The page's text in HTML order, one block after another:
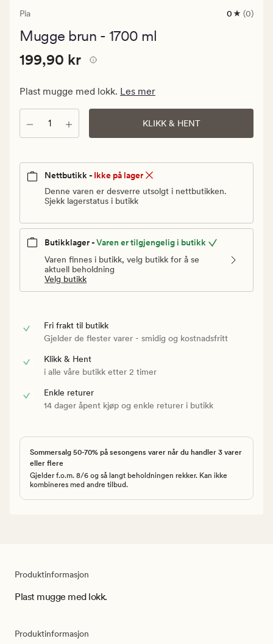
Pia
0
0 (0)
Mugge brun - 1700 ml
Pris
199,90
pris
199,90
Pris 199,90 kr
199,90 kr
Plast mugge med lokk. Les mer
Antall KLIKK & HENT
Nettbutikk - Ikke på lager
Denne varen er desverre utsolgt i nettbutikken.
Sjekk lagerstatus i butikk
Butikklager -Varen er tilgjengelig i butikk
Varen finnes i butikk, velg butikk for å se
aktuell beholdning
Velg butikk
Fri frakt til butikk
Gjelder de flester varer - smidig og kostnadsfritt
Klikk & Hent
i alle våre butikk etter 2 timer
Enkle returer
14 dager åpent kjøp og enkle returer i butikk
Sommersalg 50-70% på sesongens varer når du handler 3 varer
eller flere
Gjelder f.o.m. 8/6 og så langt beholdningen rekker. Kan ikke
kombineres med andre tilbud.
Produktinformasjon
Plast mugge med lokk.
Produktinformasjon